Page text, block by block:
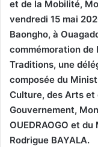
et de la Mobilité,
vendredi 15 mai
Baongho, à
commémoration de
Traditions, une
composée du
Culture, des Arts et
Gouvernement,
OUEDRAOGO et
Rodrigue BAYALA.